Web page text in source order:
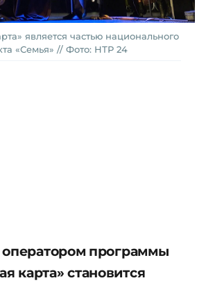
является частью национального
«Семья» // Фото: НТР 24
оператором программы
карта» становится